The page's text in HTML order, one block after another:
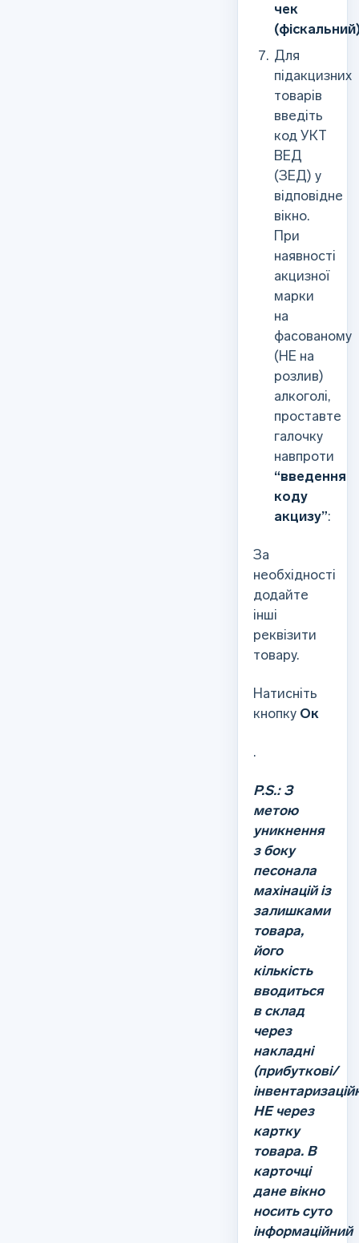
чек
Для
підакцизних
товарів
введіть
код УКТ
ВЕД
(ЗЕД) у
відповідне
вікно.
При
наявності
акцизної
марки
на
фасованому
(НЕ на
розлив)
алкоголі,
проставте
галочку
навпроти
“введення
коду
акцизу”:
За
необхідності
додайте
інші
реквізити
товару.
Натисніть
кнопку Ок
.
P.S.: З
метою
уникнення
з боку
песонала
махінацій із
залишками
товара,
його
кількість
вводиться
в склад
через
накладні
(прибуткові/
НЕ через
картку
товара. В
карточці
дане вікно
носить суто
інформаційний